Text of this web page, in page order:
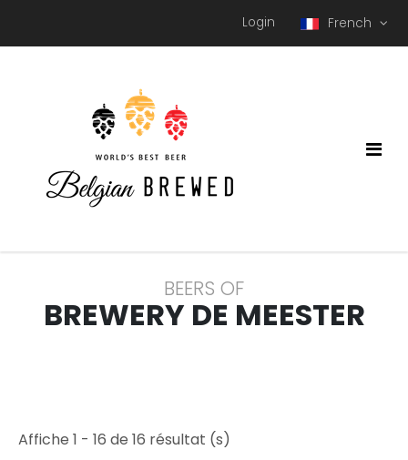
Login French
BEERS OF
BREWERY DE MEESTER
Affiche 1 - 16 de 16 résultat (s)